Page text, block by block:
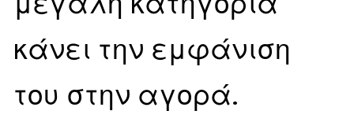
κάνει την εμφάνιση
του στην αγορά.